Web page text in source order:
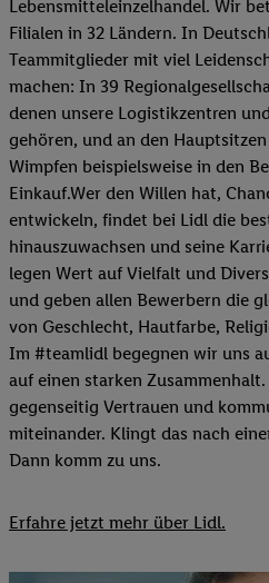
Lebensmitteleinzelhandel. Wir
Filialen in 32 Ländern. In
Teammitglieder mit viel
machen: In 39
denen unsere Logistikzentren
gehören, und an den
Wimpfen beispielsweise in den
Einkauf.Wer den Willen hat,
entwickeln, findet bei Lidl die
hinauszuwachsen und seine
legen Wert auf Vielfalt und
und geben allen Bewerbern die
von Geschlecht, Hautfarbe,
Im #teamlidl begegnen wir uns
auf einen starken
gegenseitig Vertrauen und
miteinander. Klingt das nach
Dann komm zu uns.​
Erfahre jetzt mehr über Lidl.